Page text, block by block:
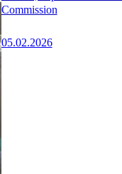
Commission
05.02.2026